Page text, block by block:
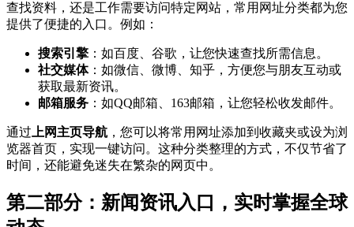
查找资料，还是工作需要访问特定网站，常用网址分类都为您
提供了便捷的入口。例如：
搜索引擎 ：如百度、谷歌，让您快速查找所需信息。
社交媒体：如微信、微博、知乎，方便您与朋友互动或
获取最新资讯。
邮箱服务 ：如QQ邮箱、163邮箱，让您轻松收发邮件。
通过 上网主页导航 ，您可以将常用网址添加到收藏夹或设为浏
览器首页，实现一键访问。这种分类整理的方式，不仅节省了
时间，还能避免迷失在繁杂的网页中。
第二部分：新闻资讯入口，实时掌握全球